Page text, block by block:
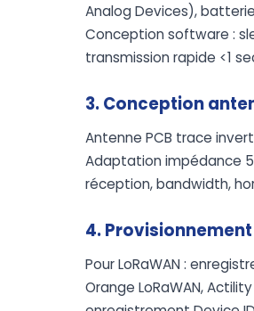
Analog Devices),
Conception software :
transmission rapide <1
3. Conception
Antenne PCB trace
Adaptation impédance
réception, bandwidth,
4.
Pour LoRaWAN :
Orange LoRaWAN,